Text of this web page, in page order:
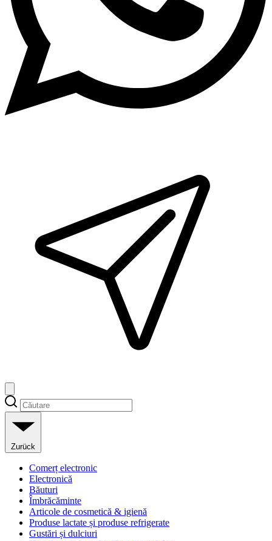
Zurück
Comerț electronic
Electronică
Băuturi
Îmbrăcăminte
Articole de cosmetică & igienă
Produse lactate și produse refrigerate
Gustări și dulciuri